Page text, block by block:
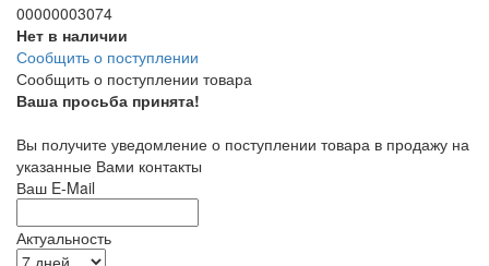
00000003074
Нет в наличии
Сообщить о поступлении
Сообщить о поступлении товара
Ваша просьба принята!
Вы получите уведомление о поступлении товара в продажу на
указанные Вами контакты
Ваш E-Mail
Актуальность